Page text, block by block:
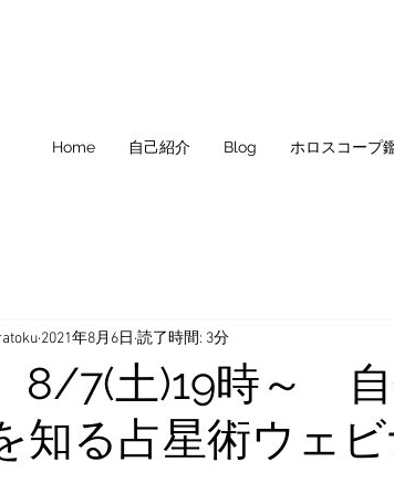
Home 自己紹介 Blog ホロスコープ
8/7(土)19時～
知る占星術ウェビ
2021年8月6日 読了時間: 3分